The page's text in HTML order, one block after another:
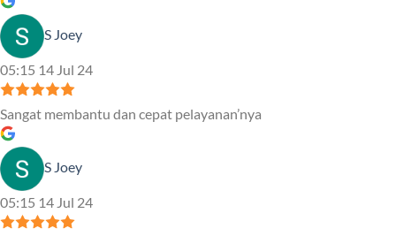
S Joey
05:15 14 Jul 24
Sangat membantu dan cepat pelayanan’nya
S Joey
05:15 14 Jul 24